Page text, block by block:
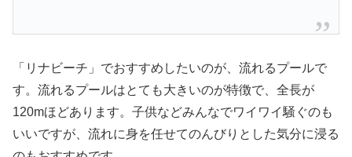
「リナビーチ」でおすすめしたいのが、流れるプールで
す。流れるプールはとても大きいのが特徴で、全長が
120mほどあります。子供などみんなでワイワイ騒ぐのも
いいですが、流れに身を任せてのんびりとした気分に浸る